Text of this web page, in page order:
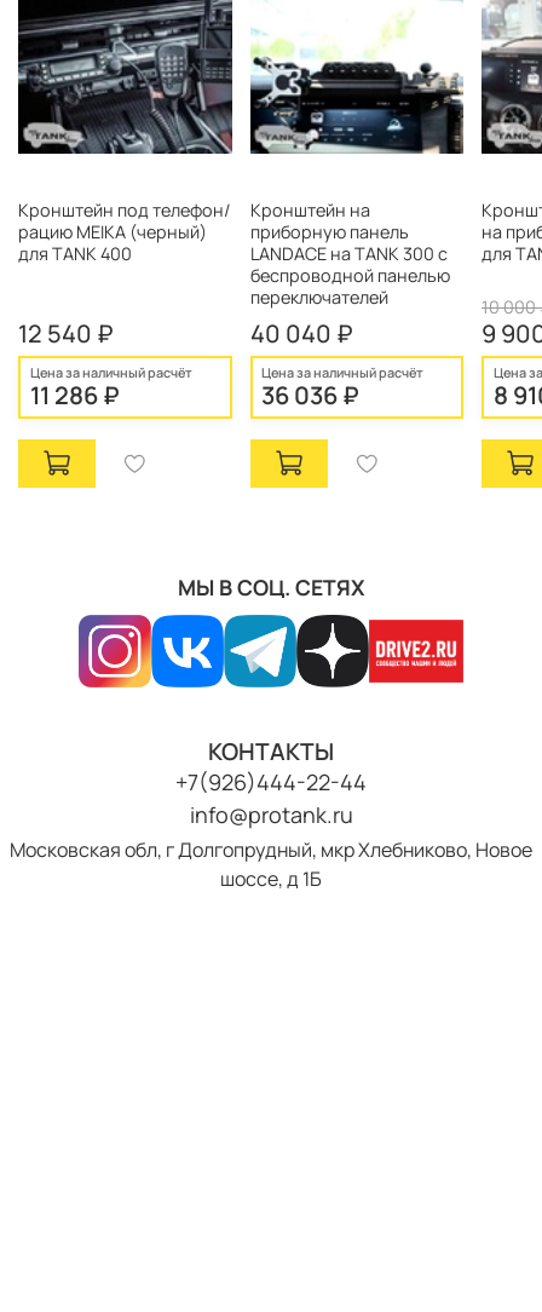
Кронштейн под телефон/
рацию MEIKA (черный)
для TANK 400
12 540 ₽
Цена за наличный расчёт
11 286 ₽
Кронштейн на
приборную панель
LANDACE на TANK 300 c
беспроводной панелью
переключателей
40 040 ₽
Цена за наличный расчёт
36 036 ₽
на
для
10 000
9
Цена
8
МЫ В СОЦ. СЕТЯХ
КОНТАКТЫ
+7(926)444-22-44
info@protank.ru
Московская обл, г Долгопрудный, мкр Хлебниково, Новое
шоссе, д 1Б